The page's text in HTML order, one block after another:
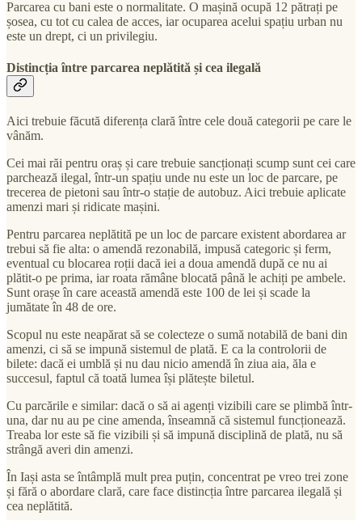
Parcarea cu bani este o normalitate. O mașină ocupă 12 pătrați pe
șosea, cu tot cu calea de acces, iar ocuparea acelui spațiu urban nu
este un drept, ci un privilegiu.
Distincția între parcarea neplătită și cea ilegală
Aici trebuie făcută diferența clară între cele două categorii pe care le
vânăm.
Cei mai răi pentru oraș și care trebuie sancționați scump sunt cei care
parchează ilegal, într-un spațiu unde nu este un loc de parcare, pe
trecerea de pietoni sau într-o stație de autobuz. Aici trebuie aplicate
amenzi mari și ridicate mașini.
Pentru parcarea neplătită pe un loc de parcare existent abordarea ar
trebui să fie alta: o amendă rezonabilă, impusă categoric și ferm,
eventual cu blocarea roții dacă iei a doua amendă după ce nu ai
plătit-o pe prima, iar roata rămâne blocată până le achiți pe ambele.
Sunt orașe în care această amendă este 100 de lei și scade la
jumătate în 48 de ore.
Scopul nu este neapărat să se colecteze o sumă notabilă de bani din
amenzi, ci să se impună sistemul de plată. E ca la controlorii de
bilete: dacă ei umblă și nu dau nicio amendă în ziua aia, ăla e
succesul, faptul că toată lumea își plătește biletul.
Cu parcările e similar: dacă o să ai agenți vizibili care se plimbă într-
una, dar nu au pe cine amenda, înseamnă că sistemul funcționează.
Treaba lor este să fie vizibili și să impună disciplină de plată, nu să
strângă averi din amenzi.
În Iași asta se întâmplă mult prea puțin, concentrat pe vreo trei zone
și fără o abordare clară, care face distincția între parcarea ilegală și
cea neplătită.